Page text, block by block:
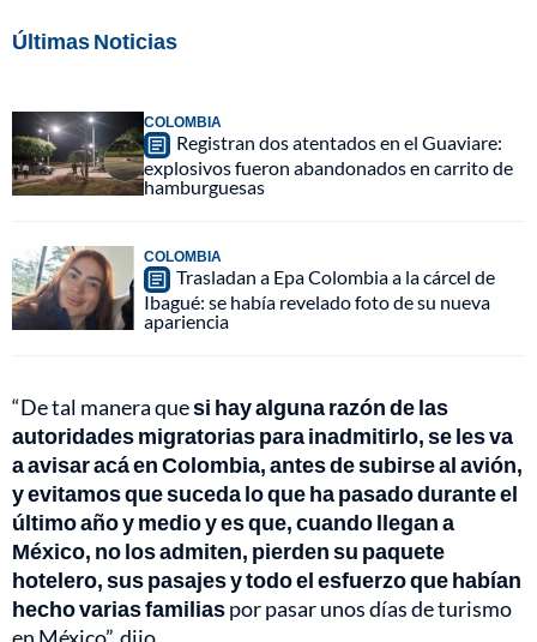
Últimas Noticias
COLOMBIA
Registran dos atentados en el Guaviare:
explosivos fueron abandonados en carrito de
hamburguesas
COLOMBIA
Trasladan a Epa Colombia a la cárcel de
Ibagué: se había revelado foto de su nueva
apariencia
“De tal manera quesi hay alguna razón de las
autoridades migratorias para inadmitirlo, se les va
a avisar acá en Colombia, antes de subirse al avión,
y evitamos que suceda lo que ha pasado durante el
último año y medio y es que, cuando llegan a
México, no los admiten, pierden su paquete
hotelero, sus pasajes y todo el esfuerzo que habían
hecho varias familiaspor pasar unos días de turismo
en México”, dijo.